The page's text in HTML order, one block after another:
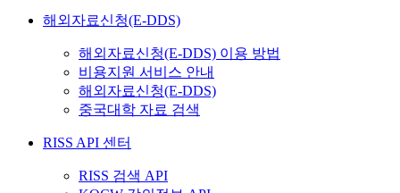
해외자료신청(E-DDS)
해외자료신청(E-DDS) 이용 방법
비용지원 서비스 안내
해외자료신청(E-DDS)
중국대학 자료 검색
RISS API 센터
RISS 검색 API